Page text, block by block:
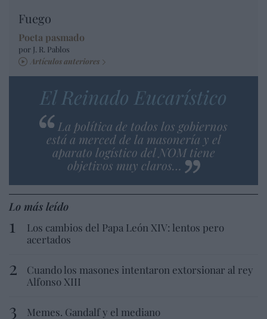
Fuego
Poeta pasmado
por J. R. Pablos
Artículos anteriores
El Reinado Eucarístico
La política de todos los gobiernos
está a merced de la masonería y el
aparato logístico del NOM tiene
objetivos muy claros…
Lo más leído
Los cambios del Papa León XIV: lentos pero
acertados
Cuando los masones intentaron extorsionar al rey
Alfonso XIII
Memes. Gandalf y el mediano